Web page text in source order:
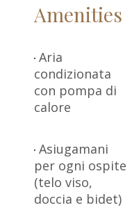
Amenities
Aria
condizionata
con pompa di
calore
Asiugamani
per ogni ospite
(telo viso,
doccia e bidet)